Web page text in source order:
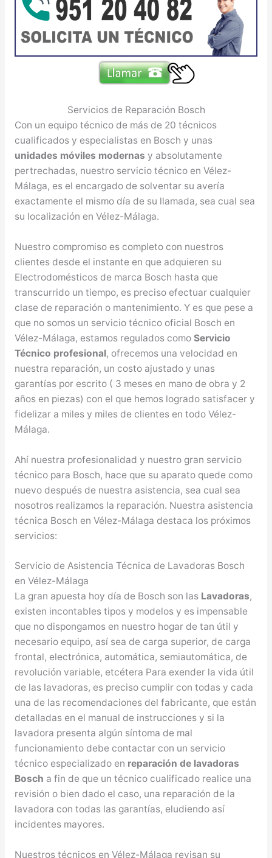
Servicios de Reparación Bosch
Con un equipo técnico de más de 20 técnicos
cualificados y especialistas en Bosch y unas
unidades móviles modernas y absolutamente
pertrechadas, nuestro servicio técnico en Vélez-
Málaga, es el encargado de solventar su avería
exactamente el mismo día de su llamada, sea cual sea
su localización en Vélez-Málaga.
Nuestro compromiso es completo con nuestros
clientes desde el instante en que adquieren su
Electrodomésticos de marca Bosch hasta que
transcurrido un tiempo, es preciso efectuar cualquier
clase de reparación o mantenimiento. Y es que pese a
que no somos un servicio técnico oficial Bosch en
Vélez-Málaga, estamos regulados como Servicio
Técnico profesional, ofrecemos una velocidad en
nuestra reparación, un costo ajustado y unas
garantías por escrito ( 3 meses en mano de obra y 2
años en piezas) con el que hemos logrado satisfacer y
fidelizar a miles y miles de clientes en todo Vélez-
Málaga.
Ahí nuestra profesionalidad y nuestro gran servicio
técnico para Bosch, hace que su aparato quede como
nuevo después de nuestra asistencia, sea cual sea
nosotros realizamos la reparación. Nuestra asistencia
técnica Bosch en Vélez-Málaga destaca los próximos
servicios:
Servicio de Asistencia Técnica de Lavadoras Bosch
en Vélez-Málaga
La gran apuesta hoy día de Bosch son las Lavadoras,
existen incontables tipos y modelos y es impensable
que no dispongamos en nuestro hogar de tan útil y
necesario equipo, así sea de carga superior, de carga
frontal, electrónica, automática, semiautomática, de
revolución variable, etcétera Para exender la vida útil
de las lavadoras, es preciso cumplir con todas y cada
una de las recomendaciones del fabricante, que están
detalladas en el manual de instrucciones y si la
lavadora presenta algún síntoma de mal
funcionamiento debe contactar con un servicio
técnico especializado en reparación de lavadoras
Bosch a fin de que un técnico cualificado realice una
revisión o bien dado el caso, una reparación de la
lavadora con todas las garantías, eludiendo así
incidentes mayores.
Nuestros técnicos en Vélez-Málaga revisan su